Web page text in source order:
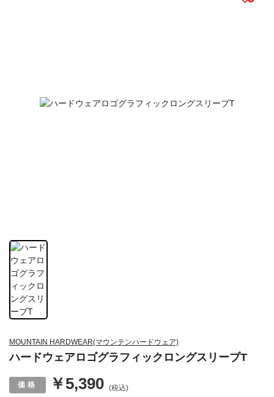
MOUNTAIN HARDWEAR(マウンテンハードウェア)
ハードウェアロゴグラフィックロングスリーブT
￥5,390 (税込)